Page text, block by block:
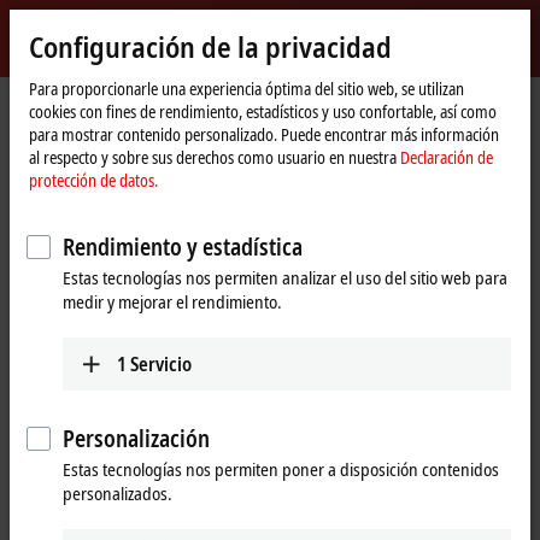
Beckhoff
-
New
Automation
Technology
myBeckhoff
Página
de
inicio
Empresa Novedades Interpack
Al hacer clic en «Aceptar», mostramos el vídeo y ajustamos la
configuración de privacidad, cargando el contenido externo de
Vimeo. Por favor, tenga en cuenta nuestraDeclaración de
protección de datos.
May 19, 2014
Interpack
Configuración de la privacidad
Para proporcionarle una experiencia óptima del sitio web, se utilizan
cookies con fines de rendimiento, estadísticos y uso confortable, así como
para mostrar contenido personalizado. Puede encontrar más información
al respecto y sobre sus derechos como usuario en nuestra Declaración de
protección de datos.
Rendimiento y estadística
Estas tecnologías nos permiten analizar el uso del sitio web para
medir y mejorar el rendimiento.
1 Servicio
Personalización
Estas tecnologías nos permiten poner a disposición contenidos
personalizados.